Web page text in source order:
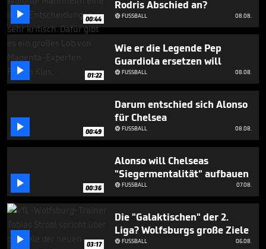
4
minutes,
12
seconds
 00:44
Rodris Abschied an?
FUSSBALL 08.08.
 01:22
Wie er die Legende Pep
Guardiola ersetzen will
FUSSBALL 08.08.
 00:49
Darum entschied sich Alonso
für Chelsea
FUSSBALL 08.08.
 00:36
Alonso will Chelseas
"Siegermentalität" aufbauen
FUSSBALL 07.08.
 03:17
Die "Galaktischen" der 2.
Liga? Wolfsburgs große Ziele
FUSSBALL 06.08.